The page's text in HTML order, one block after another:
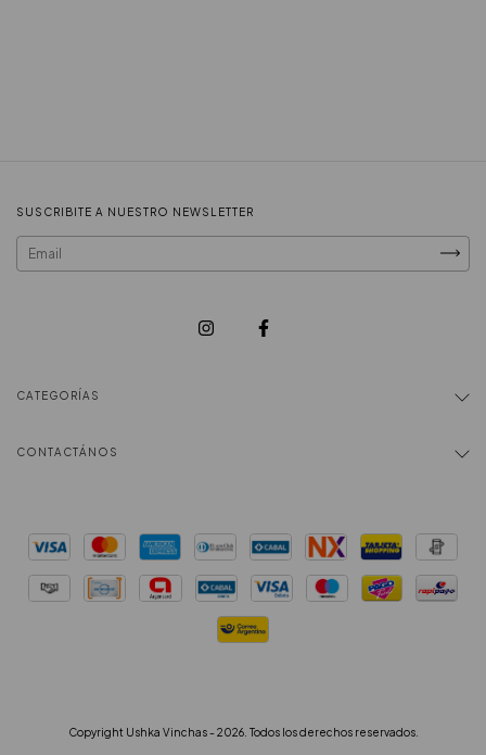
SUSCRIBITE A NUESTRO NEWSLETTER
CATEGORÍAS
CONTACTÁNOS
Copyright Ushka Vinchas - 2026. Todos los derechos reservados.